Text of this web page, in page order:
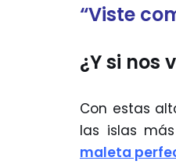
“Viste
¿Y si nos
Con estas
las islas
maleta